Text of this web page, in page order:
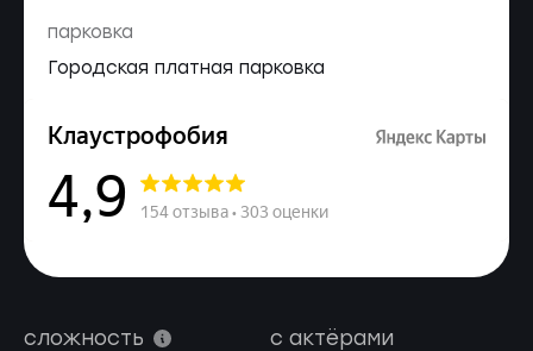
парковка
Городская платная парковка
сложность
с актёрами